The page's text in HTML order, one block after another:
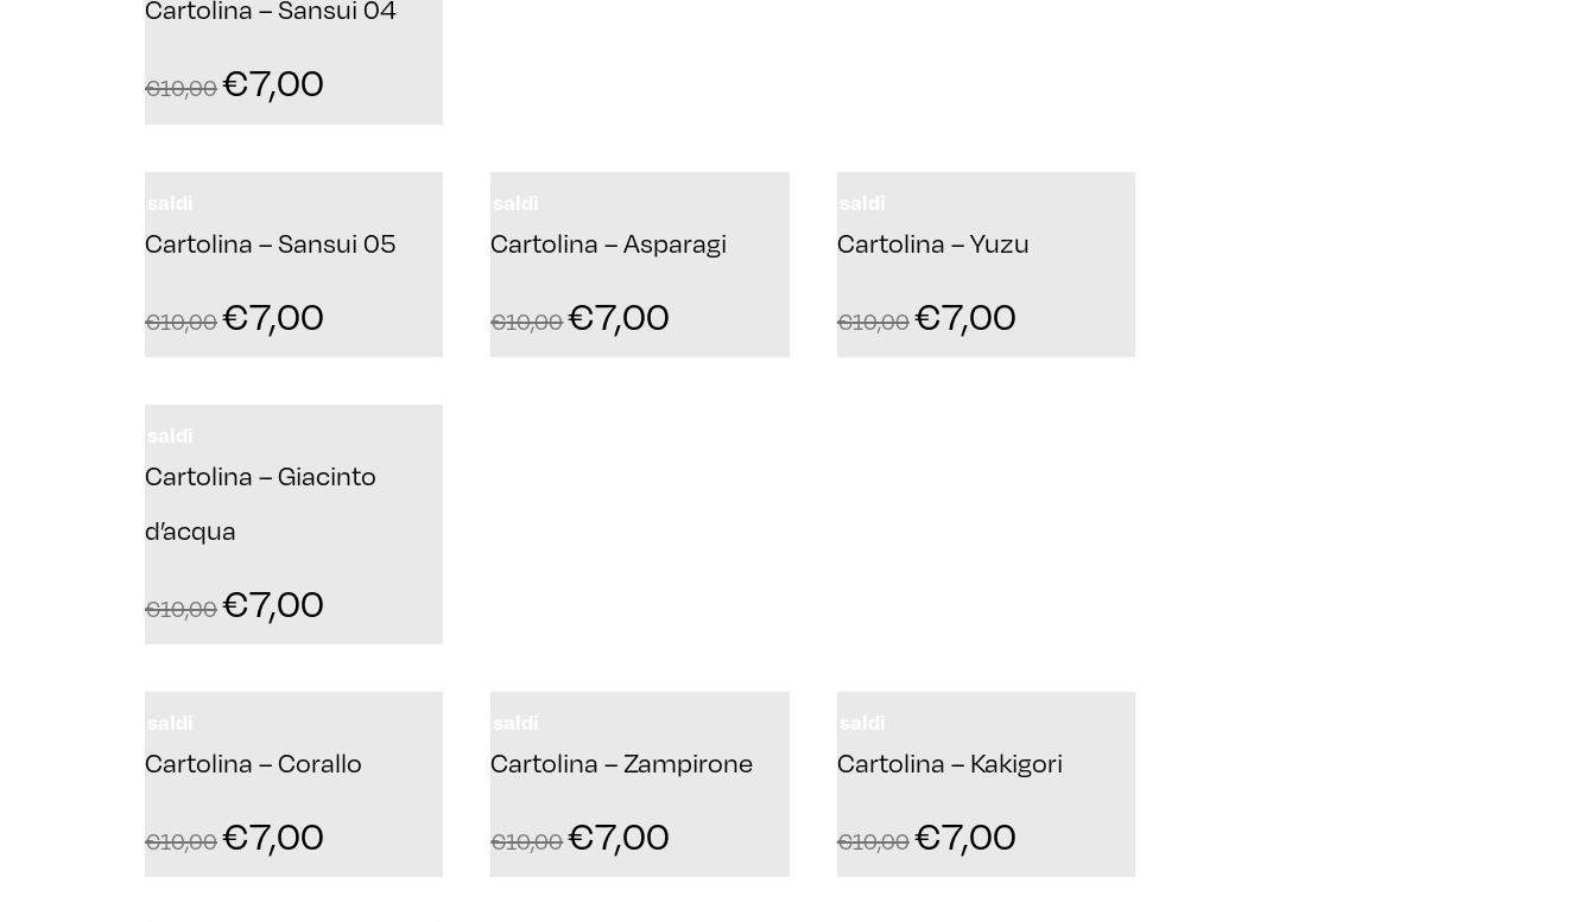
Cartolina – Sansui 04
€10,00€7,00
Cartolina – Sansui 05
€10,00€7,00
Cartolina – Asparagi
€10,00€7,00
Cartolina – Yuzu
€10,00€7,00
Cartolina – Giacinto
d’acqua
€10,00€7,00
Cartolina – Corallo
€10,00€7,00
Cartolina – Zampirone
€10,00€7,00
Cartolina – Kakigori
€10,00€7,00